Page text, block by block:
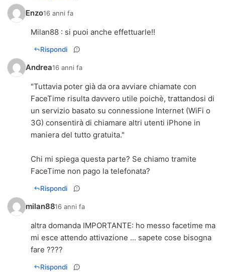
Enzo16 anni fa
Milan88 : si puoi anche effettuarle!!
Rispondi
Andrea16 anni fa
"Tuttavia poter già da ora avviare chiamate con
FaceTime risulta davvero utile poichè, trattandosi di
un servizio basato su connessione Internet (WiFi o
3G) consentirà di chiamare altri utenti iPhone in
maniera del tutto gratuita."
Chi mi spiega questa parte? Se chiamo tramite
FaceTime non pago la telefonata?
Rispondi
milan8816 anni fa
altra domanda IMPORTANTE: ho messo facetime ma
mi esce attendo attivazione ... sapete cose bisogna
fare ????
Rispondi